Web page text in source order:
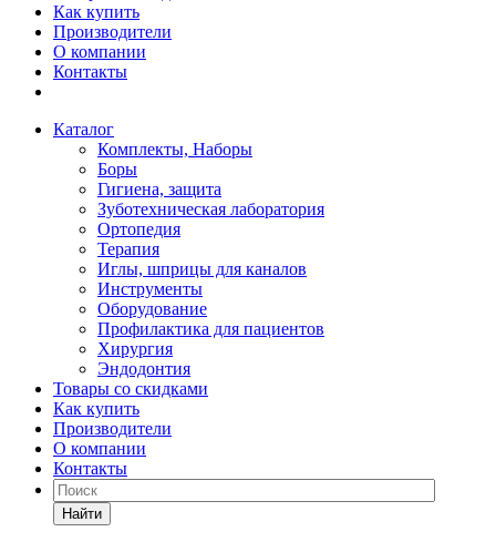
Как купить
Производители
О компании
Контакты
Каталог
Комплекты, Наборы
Боры
Гигиена, защита
Зуботехническая лаборатория
Ортопедия
Терапия
Иглы, шприцы для каналов
Инструменты
Оборудование
Профилактика для пациентов
Хирургия
Эндодонтия
Товары со скидками
Как купить
Производители
О компании
Контакты
Найти